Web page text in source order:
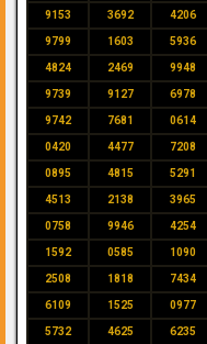
9153 3692 4206
9799 1603 5936
4824 2469 9948
9739 9127 6978
9742 7681 0614
0420 4477 7208
0895 4815 5291
4513 2138 3965
0758 9946 4254
1592 0585 1090
2508 1818 7434
6109 1525 0977
5732 4625 6235